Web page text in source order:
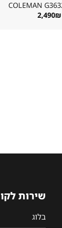
2,490₪
שירות
בלוג